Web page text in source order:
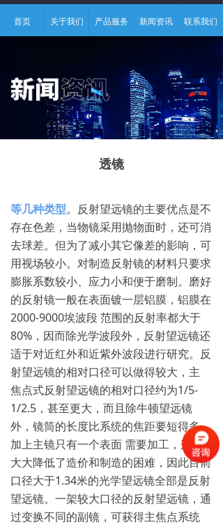
首页 关于我们 产品服务 新闻资讯 联系我们
透镜
等几种类型。反射望远镜的主要优点是不
存在色差，当物镜采用抛物面时，还可消
去球差。但为了减小其它像差的影响，可
用视场较小。对制造反射镜的材料只要求
膨胀系数较小、应力小和便于磨制。磨好
的反射镜一般在表面镀一层铝膜，铝膜在
2000-9000埃波段 范围的反射率都大于
80%，因而除光学波段外，反射望远镜还
适于对近红外和近紫外波段进行研究。反
射望远镜的相对口径可以做得较大，主
焦点式反射望远镜的相对口径约为1/5-
1/2.5，甚至更大，而且除牛顿望远镜
外，镜筒的长度比系统的焦距要短得多，
加上主镜只有一个表面 需要加工，这就
大大降低了造价和制造的困难，因此目前
口径大于1.34米的光学望远镜全部是反射
望远镜。一架较大口径的反射望远镜，通
过变换不同的副镜，可获得主焦点系统